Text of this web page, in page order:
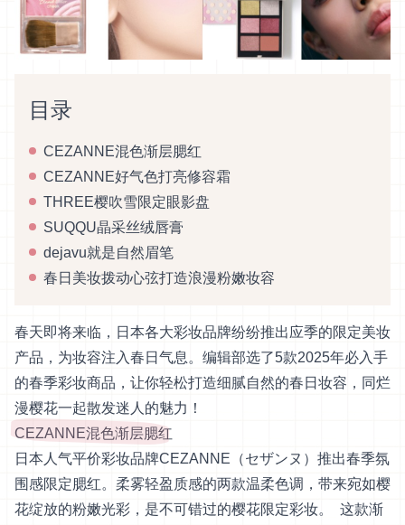
目录
CEZANNE混色渐层腮红
CEZANNE好气色打亮修容霜
THREE樱吹雪限定眼影盘
SUQQU晶采丝绒唇膏
dejavu就是自然眉笔
春日美妆拨动心弦打造浪漫粉嫩妆容
春天即将来临，日本各大彩妆品牌纷纷推出应季的限定美妆
产品，为妆容注入春日气息。编辑部选了5款2025年必入手
的春季彩妆商品，让你轻松打造细腻自然的春日妆容，同烂
漫樱花一起散发迷人的魅力！
CEZANNE混色渐层腮红
日本人气平价彩妆品牌CEZANNE（セザンヌ）推出春季氛
围感限定腮红。柔雾轻盈质感的两款温柔色调，带来宛如樱
花绽放的粉嫩光彩，是不可错过的樱花限定彩妆。 这款渐